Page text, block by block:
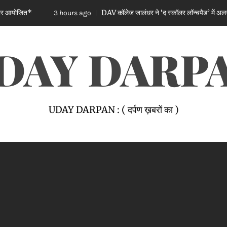
3 hours ago DAV कॉलेज जालंधर ने ‘द स्कॉलर लॉन्चपैड’ में अलग-अलग स्कूलों के टॉप
UDAY DARPAN : ( दर्पण ख़बरों का )